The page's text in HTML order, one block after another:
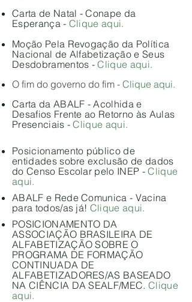
Carta de Natal - Conape da
Esperança - Clique aqui.
Moção Pela Revogação da Política
Nacional de Alfabetização e Seus
Desdobramentos - Clique aqui.
O fim do governo do fim - Clique aqui.
Carta da ABALF - Acolhida e
Desafios Frente ao Retorno às Aulas
Presenciais -Clique aqui.
Posicionamento público de
entidades sobre exclusão de dados
do Censo Escolar pelo INEP -Clique
aqui.
ABALF e Rede Comunica - Vacina
para todos/as já! Clique aqui.
POSICIONAMENTO DA
ASSOCIAÇÃO BRASILEIRA DE
ALFABETIZAÇÃO SOBRE O
PROGRAMA DE FORMAÇÃO
CONTINUADA DE
ALFABETIZADORES/AS BASEADO
NA CIÊNCIA DA SEALF/MEC.Clique
aqui.